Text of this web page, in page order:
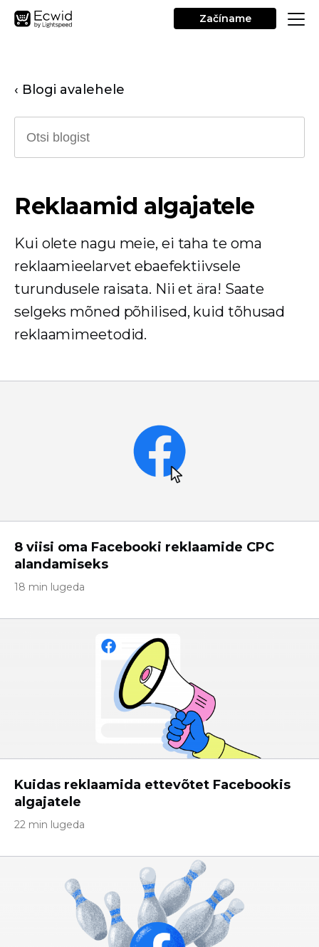
Začíname
‹ Blogi avalehele
Reklaamid algajatele
Kui olete nagu meie, ei taha te oma
reklaamieelarvet ebaefektiivsele
turundusele raisata. Nii et ära! Saate
selgeks mõned põhilised, kuid tõhusad
reklaamimeetodid.
8 viisi oma Facebooki reklaamide CPC
alandamiseks
18 min lugeda
Kuidas reklaamida ettevõtet Facebookis
algajatele
22 min lugeda